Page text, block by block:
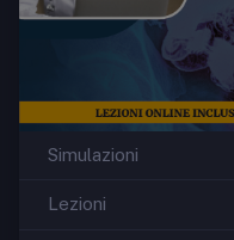
Simulazioni
Lezioni